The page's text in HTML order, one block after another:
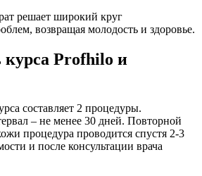
решает широкий круг
возвращая молодость и здоровье.
курса Profhilo и
составляет 2 процедуры.
– не менее 30 дней. Повторной
процедура проводится спустя 2-3
и после консультации врача